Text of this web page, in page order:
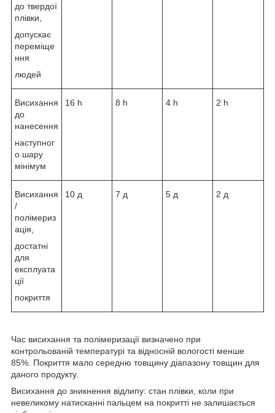
до твердої
плівки,
допускає
переміще
ння
людей
Висихання
до
нанесення
наступног
о шару
мінімум
16 h 8 h 4 h 2 h
Висихання
/
полімериз
ація,
достатні
для
експлуата
ції
покриття
10 д 7 д 5 д 2 д
Час висихання та полімеризації визначено при
контрольованій температурі та відносній вологості менше
85%. Покриття мало середню товщину діапазону товщин для
даного продукту.
Висихання до зникнення відлипу: стан плівки, коли при
невеликому натисканні пальцем на покритті не залишається